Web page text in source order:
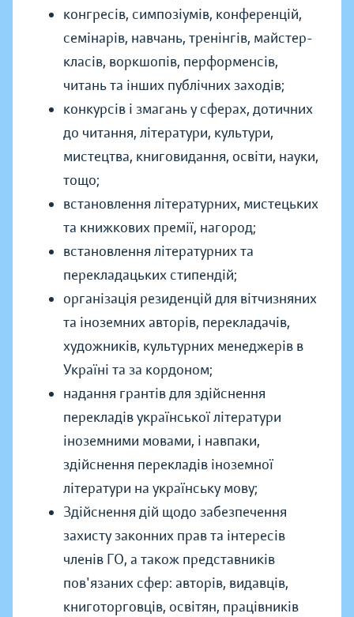
конгресів, симпозіумів, конференцій,
семінарів, навчань, тренінгів, майстер-
класів, воркшопів, перформенсів,
читань та інших публічних заходів;
конкурсів і змагань у сферах, дотичних
до читання, літератури, культури,
мистецтва, книговидання, освіти, науки,
тощо;
встановлення літературних, мистецьких
та книжкових премії, нагород;
встановлення літературних та
перекладацьких стипендій;
організація резиденцій для вітчизняних
та іноземних авторів, перекладачів,
художників, культурних менеджерів в
Україні та за кордоном;
надання грантів для здійснення
перекладів української літератури
іноземними мовами, і навпаки,
здійснення перекладів іноземної
літератури на українську мову;
Здійснення дій щодо забезпечення
захисту законних прав та інтересів
членів ГО, а також представників
пов'язаних сфер: авторів, видавців,
книготорговців, освітян, працівників